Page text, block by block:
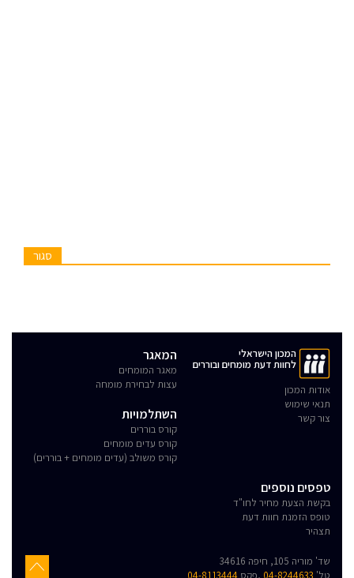
סגור
המכון הישראלי
לחוות דעת מומחים ובוררים
אודות המכון
תנאי שימוש
צור קשר
המאגר
מאגר המומחים
עצות לבחירת מומחה
השתלמויות
קורס בוררים
קורס עדים מומחים
קורס משולב (עדים מומחים + בוררים)
טפסים נוספים
בקשת הצעת מחיר לחו"ד
טופס הזמנת חוות דעת
תצהיר
שד' מוריה 105, חיפה 34616
טל' 04-8244633 ,פקס 04-8113444